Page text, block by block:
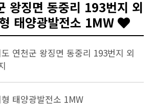
왕징면 동중리 193번지 외
태양광발전소 1MW
연천군 왕징면 동중리 193번지 외
태양광발전소 1MW